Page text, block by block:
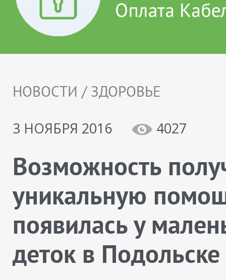
НОВОСТИ / ЗДОРОВЬЕ
3 НОЯБРЯ 2016
4027
Возможность
уникальную
появилась у
деток в Подольске